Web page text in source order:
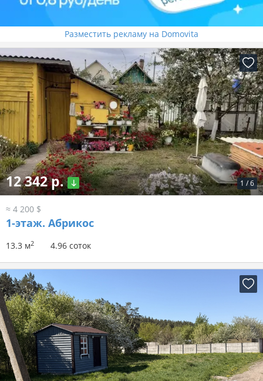
Разместить рекламу на Domovita
1 /6
12 342 р.
≈ 4 200 $
1-этаж. Абрикос
13.3 м2 4.96 соток